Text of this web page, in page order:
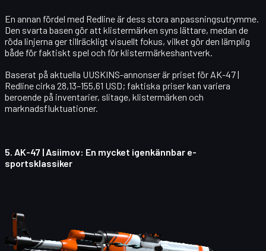
En annan fördel med Redline är dess stora anpassningsutrymme.
Den svarta basen gör att klistermärken syns lättare, medan de
röda linjerna ger tillräckligt visuellt fokus, vilket gör den lämplig
både för faktiskt spel och för klistermärkeshantverk.
Baserat på aktuella UUSKINS-annonser är priset för AK-47 |
Redlinecirka 28,13–155,61 USD; faktiska priser kan variera
beroende på inventarier, slitage, klistermärken och
marknadsfluktuationer.
5. AK-47 | Asiimov: En mycket igenkännbar e-
sportsklassiker